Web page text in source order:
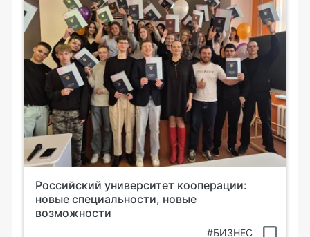
Российский университет кооперации:
новые специальности, новые
возможности
#БИЗНЕС